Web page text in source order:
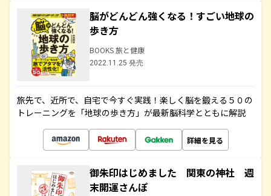
脳がどんどん強くなる！すごい地球の
歩き方
BOOKS 旅と健康
2022.11.25 発売
旅先で、近所で、自宅で今すぐ実践！楽しく脳を鍛える５０の
トレーニングを「地球の歩き方」が最新脳科学とともに解説
詳細を見る
御朱印はじめました 関東の神社 週
末開運さんぽ